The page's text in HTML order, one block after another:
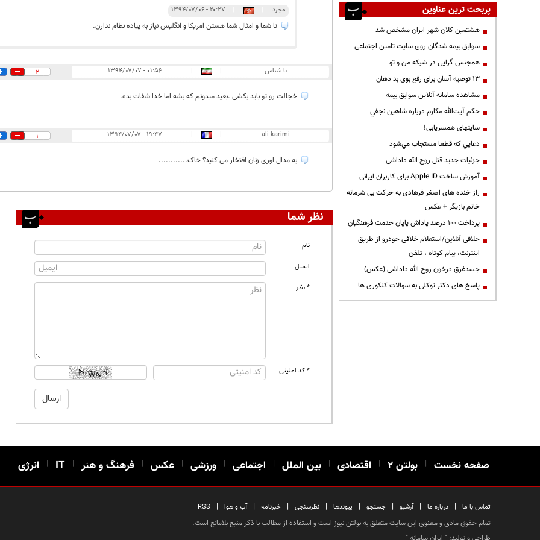
مجرد ۲۰:۲۷ - ۱۳۹۴/۰۷/۰۶
تا شما و امثال شما هستن امریکا و انگلیس نیاز به پیاده نظام ندارن.
نا شناس |
| ۰۱:۵۶ - ۱۳۹۴/۰۷/۰۷ 2
خجالت رو تو باید بکشی .بعید میدونم که بشه اما خدا شفات بده.
ali karimi
|
| ۱۹:۴۷ - ۱۳۹۴/۰۷/۰۷ 1
به مدال اوری زنان افتخار می کنید؟ خاک............
نظر شما
نام
ایمیل
* نظر
* کد امنیتی
پربحث ترین عناوین
هشتمین کلان شهر ایران مشخص شد
سوابق بیمه شدگان روی سایت تامین اجتماعی
همجنس گرایی در شبکه من و تو
13 توصیه آسان برای رفع بوی بد دهان
مشاهده سامانه آنلاين سوابق بیمه
حكم آيت‌الله مكارم درباره شاهين نجفي
سایتهای همسریابی!
دعايي كه قطعا مستجاب مي‌شود
جزئیات جدید قتل روح الله داداشی
آموزش ساخت Apple ID برای کاربران ایرانی
راز خنده های اصغر فرهادی به حرکت بی شرمانه
خانم بازیگر + عکس
پرداخت ۱۰۰ درصد پاداش پایان خدمت فرهنگیان
خلافی آنلاین/استعلام خلافی خودرو از طریق
اینترنت، پیام کوتاه ، تلفن
جسدغرق درخون روح الله داداشی (عکس)
پاسخ های دکتر توکلی به سوالات کنکوری ها
صفحه نخست | بولتن ۲ | اقتصادی | بین الملل | اجتماعی | ورزشی | عکس | فرهنگ و هنر |
IT
| انرژی
تماس با ما | درباره ما | آرشیو | جستجو | پیوندها | نظرسنجی | خبرنامه | آب و هوا |
RSS
تمام حقوق مادی و معنوی این سایت متعلق به بولتن نیوز است و استفاده از مطالب با ذکر منبع بلامانع است.